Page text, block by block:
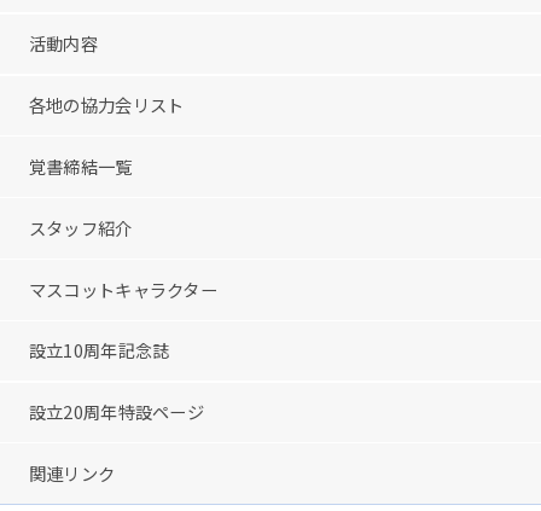
活動内容
各地の協力会リスト
覚書締結一覧
スタッフ紹介
マスコットキャラクター
設立10周年記念誌
設立20周年特設ページ
関連リンク